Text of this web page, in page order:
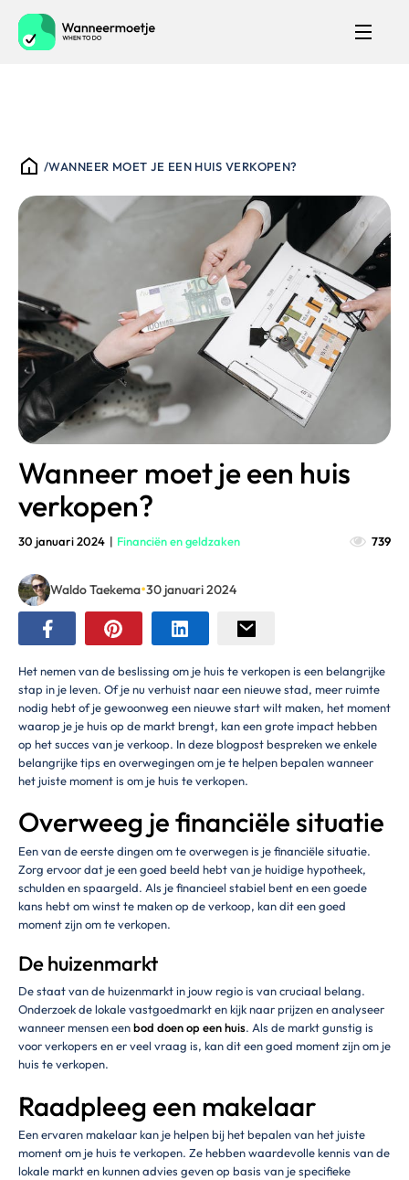
/WANNEER MOET JE EEN HUIS VERKOPEN?
Wanneer moet je een huis
verkopen?
30 januari 2024 | Financiën en geldzaken 739
Waldo Taekema•30 januari 2024
Het nemen van de beslissing om je huis te verkopen is een belangrijke
stap in je leven. Of je nu verhuist naar een nieuwe stad, meer ruimte
nodig hebt of je gewoonweg een nieuwe start wilt maken, het moment
waarop je je huis op de markt brengt, kan een grote impact hebben
op het succes van je verkoop. In deze blogpost bespreken we enkele
belangrijke tips en overwegingen om je te helpen bepalen wanneer
het juiste moment is om je huis te verkopen.
Overweeg je financiële situatie
Een van de eerste dingen om te overwegen is je financiële situatie.
Zorg ervoor dat je een goed beeld hebt van je huidige hypotheek,
schulden en spaargeld. Als je financieel stabiel bent en een goede
kans hebt om winst te maken op de verkoop, kan dit een goed
moment zijn om te verkopen.
De huizenmarkt
De staat van de huizenmarkt in jouw regio is van cruciaal belang.
Onderzoek de lokale vastgoedmarkt en kijk naar prijzen en analyseer
wanneer mensen eenbod doen op een huis. Als de markt gunstig is
voor verkopers en er veel vraag is, kan dit een goed moment zijn om je
huis te verkopen.
Raadpleeg een makelaar
Een ervaren makelaar kan je helpen bij het bepalen van het juiste
moment om je huis te verkopen. Ze hebben waardevolle kennis van de
lokale markt en kunnen advies geven op basis van je specifieke